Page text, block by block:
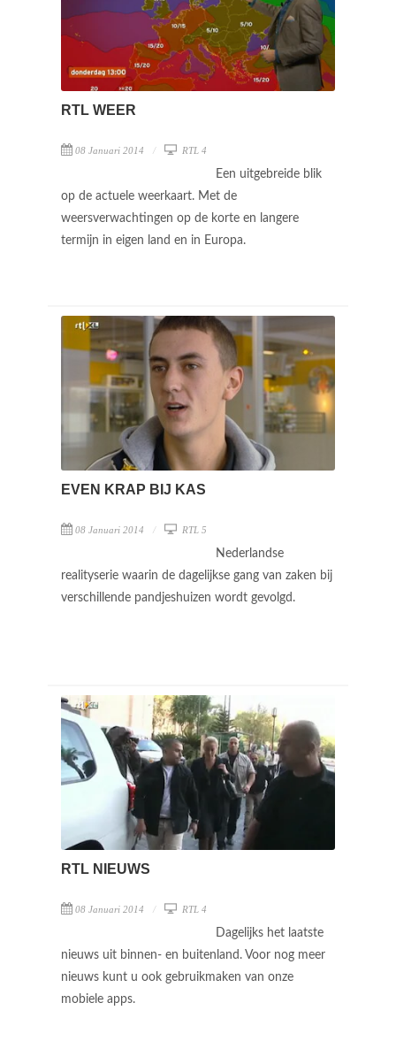
RTL WEER
08 Januari 2014 RTL 4
Een uitgebreide blik
op de actuele weerkaart. Met de
weersverwachtingen op de korte en langere
termijn in eigen land en in Europa.
EVEN KRAP BIJ KAS
08 Januari 2014 RTL 5
Nederlandse
realityserie waarin de dagelijkse gang van zaken bij
verschillende pandjeshuizen wordt gevolgd.
RTL NIEUWS
08 Januari 2014 RTL 4
Dagelijks het laatste
nieuws uit binnen- en buitenland. Voor nog meer
nieuws kunt u ook gebruikmaken van onze
mobiele apps.